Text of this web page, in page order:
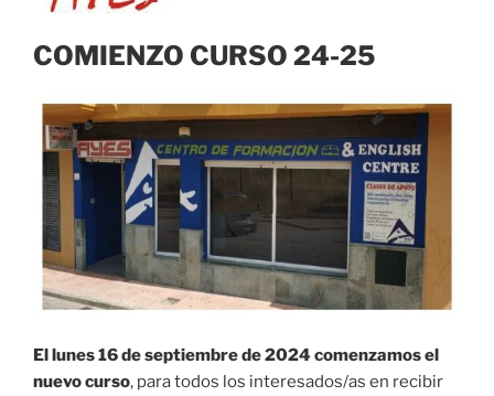
COMIENZO CURSO 24-25
El lunes 16 de septiembre de 2024 comenzamos el
nuevo curso, para todos los interesados/as en recibir